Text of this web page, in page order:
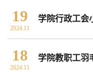
本科教育 研究生教育
19
2024.11
18
2024.11